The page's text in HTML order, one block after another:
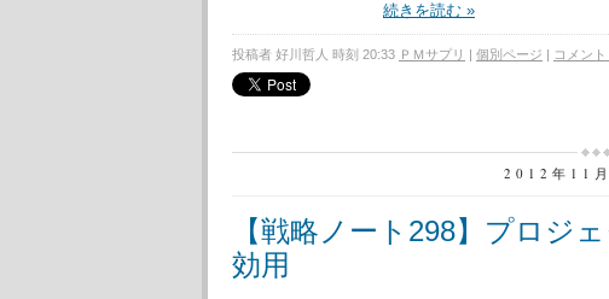
続きを読む »
投稿者 好川哲人 時刻 20:33 ＰＭサプリ 個別ページ コメント
2012年11
【戦略ノート298】プロジ
効用